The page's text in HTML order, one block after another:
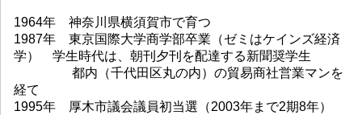
1964年 神奈川県横須賀市で育つ
1987年 東京国際大学商学部卒業（ゼミはケインズ経済
学） 学生時代は、朝刊夕刊を配達する新聞奨学生
都内（千代田区丸の内）の貿易商社営業マンを
経て
1995年 厚木市議会議員初当選（2003年まで2期8年）